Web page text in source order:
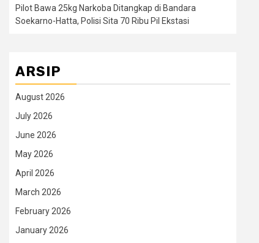
Pilot Bawa 25kg Narkoba Ditangkap di Bandara
Soekarno-Hatta, Polisi Sita 70 Ribu Pil Ekstasi
ARSIP
August 2026
July 2026
June 2026
May 2026
April 2026
March 2026
February 2026
January 2026